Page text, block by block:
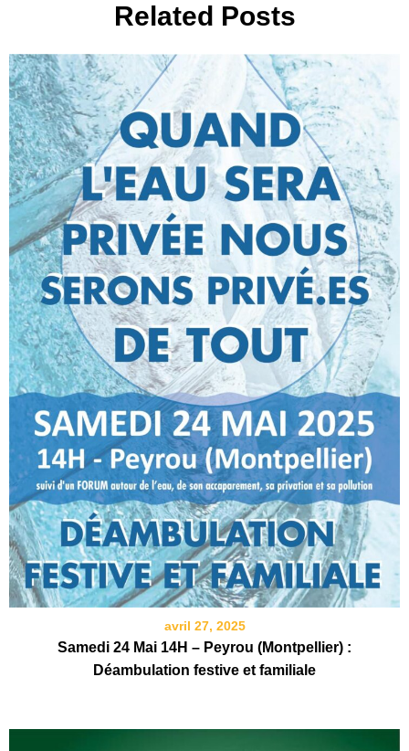
Related Posts
avril 27, 2025
Samedi 24 Mai 14H – Peyrou (Montpellier) :
Déambulation festive et familiale